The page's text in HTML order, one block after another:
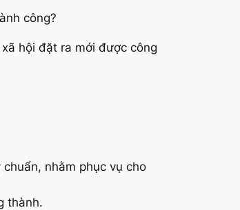
công?
hội đặt ra mới được công
nhằm phục vụ cho
thành.